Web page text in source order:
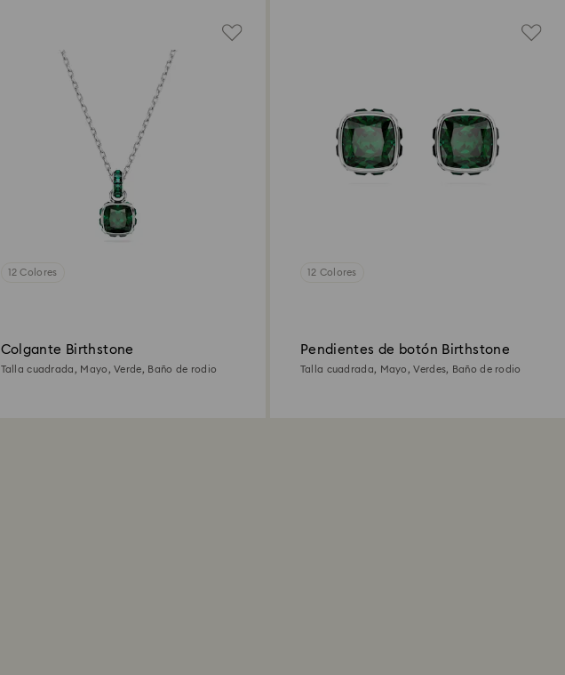
12 Colores
Colgante Birthstone
Talla cuadrada, Mayo, Verde, Baño de rodio
12 Colores
Pendientes de botón Birthstone
Talla cuadrada, Mayo, Verdes, Baño de rodio